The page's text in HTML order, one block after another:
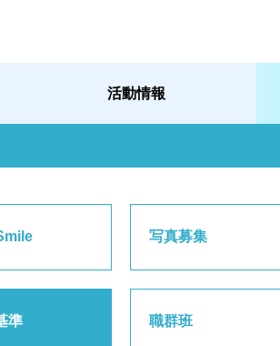
活動情報
写真募集
準 職群班